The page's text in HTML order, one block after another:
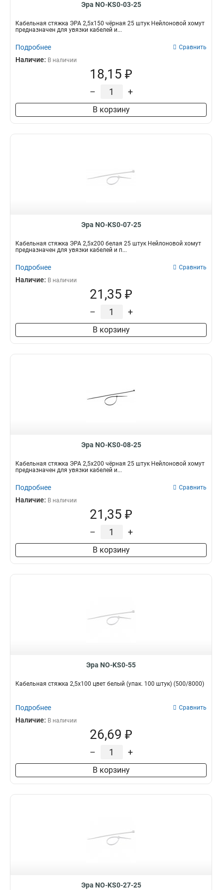
Эра NO-KS0-03-25
Кабельная стяжка ЭРА 2,5х150 чёрная 25 штук Нейлоновой хомут
предназначен для увязки кабелей и...
Подробнее Сравнить
Наличие: В наличии
18,15 ₽
– +
В корзину
Эра NO-KS0-07-25
Кабельная стяжка ЭРА 2,5х200 белая 25 штук Нейлоновой хомут
предназначен для увязки кабелей и п...
Подробнее Сравнить
Наличие: В наличии
21,35 ₽
– +
В корзину
Эра NO-KS0-08-25
Кабельная стяжка ЭРА 2,5х200 чёрная 25 штук Нейлоновой хомут
предназначен для увязки кабелей и...
Подробнее Сравнить
Наличие: В наличии
21,35 ₽
– +
В корзину
Эра NO-KS0-55
Кабельная стяжка 2,5х100 цвет белый (упак. 100 штук) (500/8000)
Подробнее Сравнить
Наличие: В наличии
26,69 ₽
– +
В корзину
Эра NO-KS0-27-25